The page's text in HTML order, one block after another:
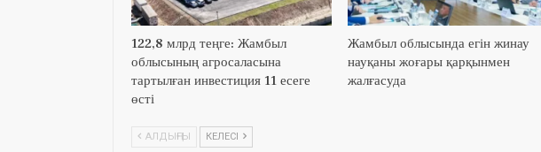
122,8 млрд теңге: Жамбыл
облысының агросаласына
тартылған инвестиция 11 есеге
өсті
Жамбыл облысында егін жинау
науқаны жоғары қарқынмен
жалғасуда
АЛДЫҢҒЫ КЕЛЕСІ